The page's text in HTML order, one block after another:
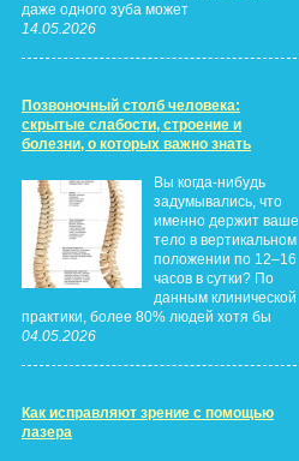
даже одного зуба может
14.05.2026
Позвоночный столб человека:
скрытые слабости, строение и
болезни, о которых важно знать
Вы когда-нибудь
задумывались, что
именно держит ваше
тело в вертикальном
положении по 12–16
часов в сутки? По
данным клинической
практики, более 80% людей хотя бы
04.05.2026
Как исправляют зрение с помощью
лазера